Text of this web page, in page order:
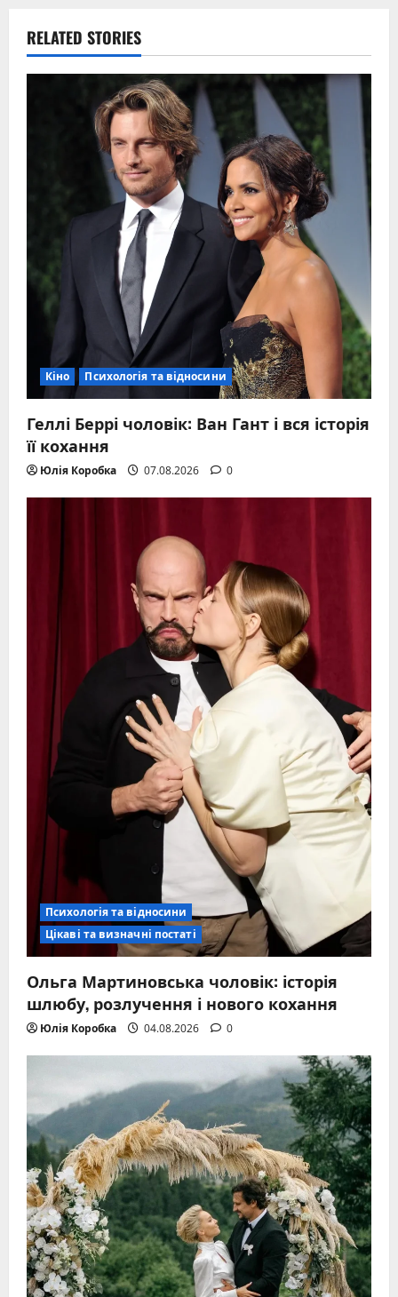
RELATED STORIES
Кіно Психологія та відносини
Геллі Беррі чоловік: Ван Гант і вся історія
її кохання
Юлія Коробка 07.08.2026 0
Психологія та відносини
Цікаві та визначні постаті
Ольга Мартиновська чоловік: історія
шлюбу, розлучення і нового кохання
Юлія Коробка 04.08.2026 0